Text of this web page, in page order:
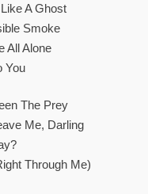
A Ghost
Smoke
All Alone
You
The Prey
Me, Darling
Through Me)